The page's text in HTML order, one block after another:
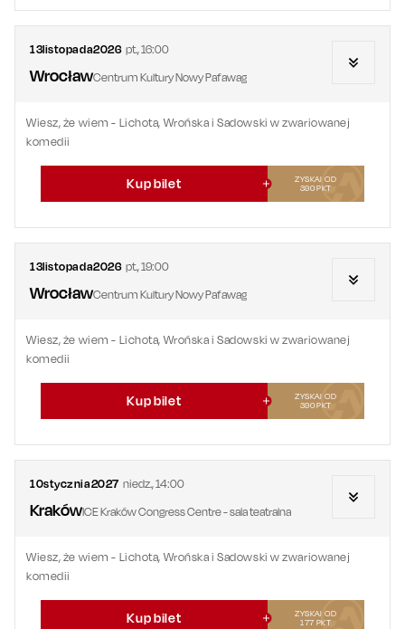
13listopada2026 pt.,16:00
WrocławCentrum Kultury Nowy Pafawag
Wiesz, że wiem - Lichota, Wrońska i Sadowski w zwariowanej
komedii
Kup bilet
ZYSKAJ OD
390PKT
13listopada2026 pt.,19:00
WrocławCentrum Kultury Nowy Pafawag
Wiesz, że wiem - Lichota, Wrońska i Sadowski w zwariowanej
komedii
Kup bilet
ZYSKAJ OD
390PKT
10stycznia2027 niedz.,14:00
KrakówICE Kraków Congress Centre - sala teatralna
Wiesz, że wiem - Lichota, Wrońska i Sadowski w zwariowanej
komedii
Kup bilet
ZYSKAJ OD
177 PKT